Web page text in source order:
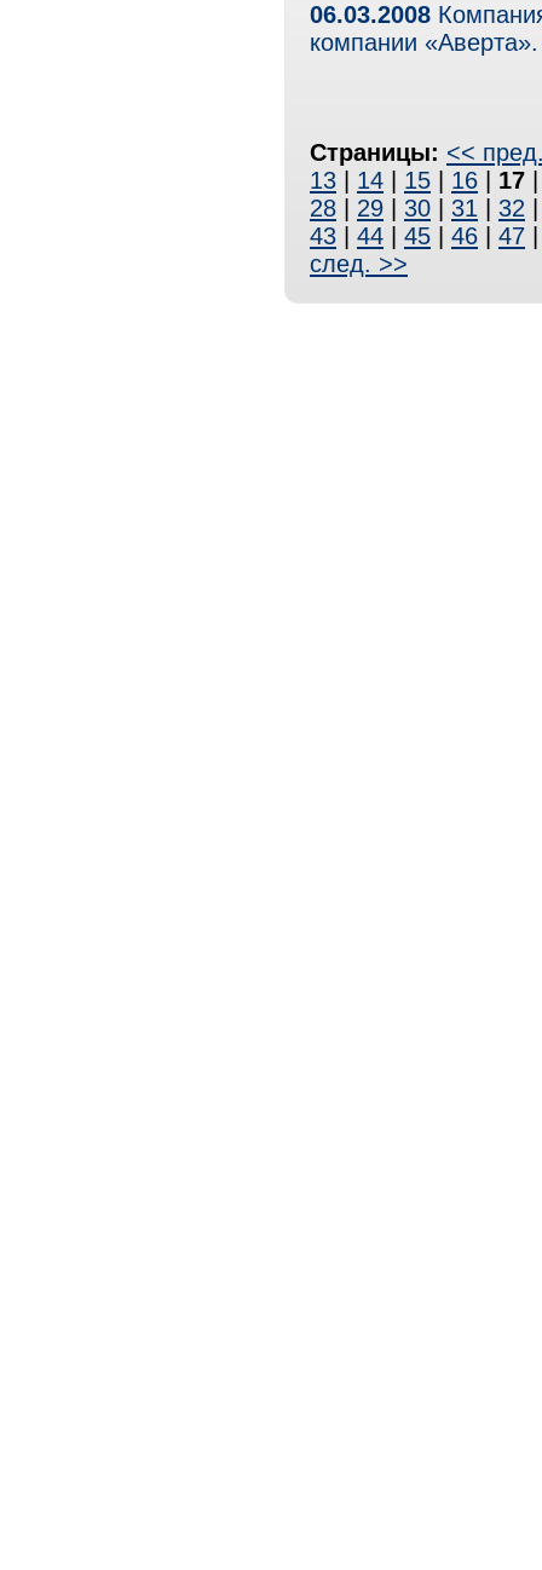
06.03.2008
компании «Аверта».
Страницы: <<
13
14 15 16 17
28
29 30 31 32
43
44 45 46 47
след. >>